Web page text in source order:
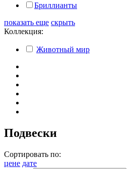
Бриллианты
показать еще скрыть
Коллекция:
Животный мир
Подвески
Сортировать по:
цене дате